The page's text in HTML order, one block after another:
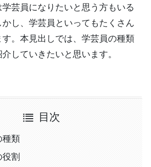
芸員になりたいと思う方もいる
し、学芸員といってもたくさん
。本見出しでは、学芸員の種類
していきたいと思います。
目次
種類
割